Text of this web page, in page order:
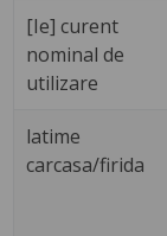
[Ie] curent
nominal de
utilizare
latime
carcasa/firida